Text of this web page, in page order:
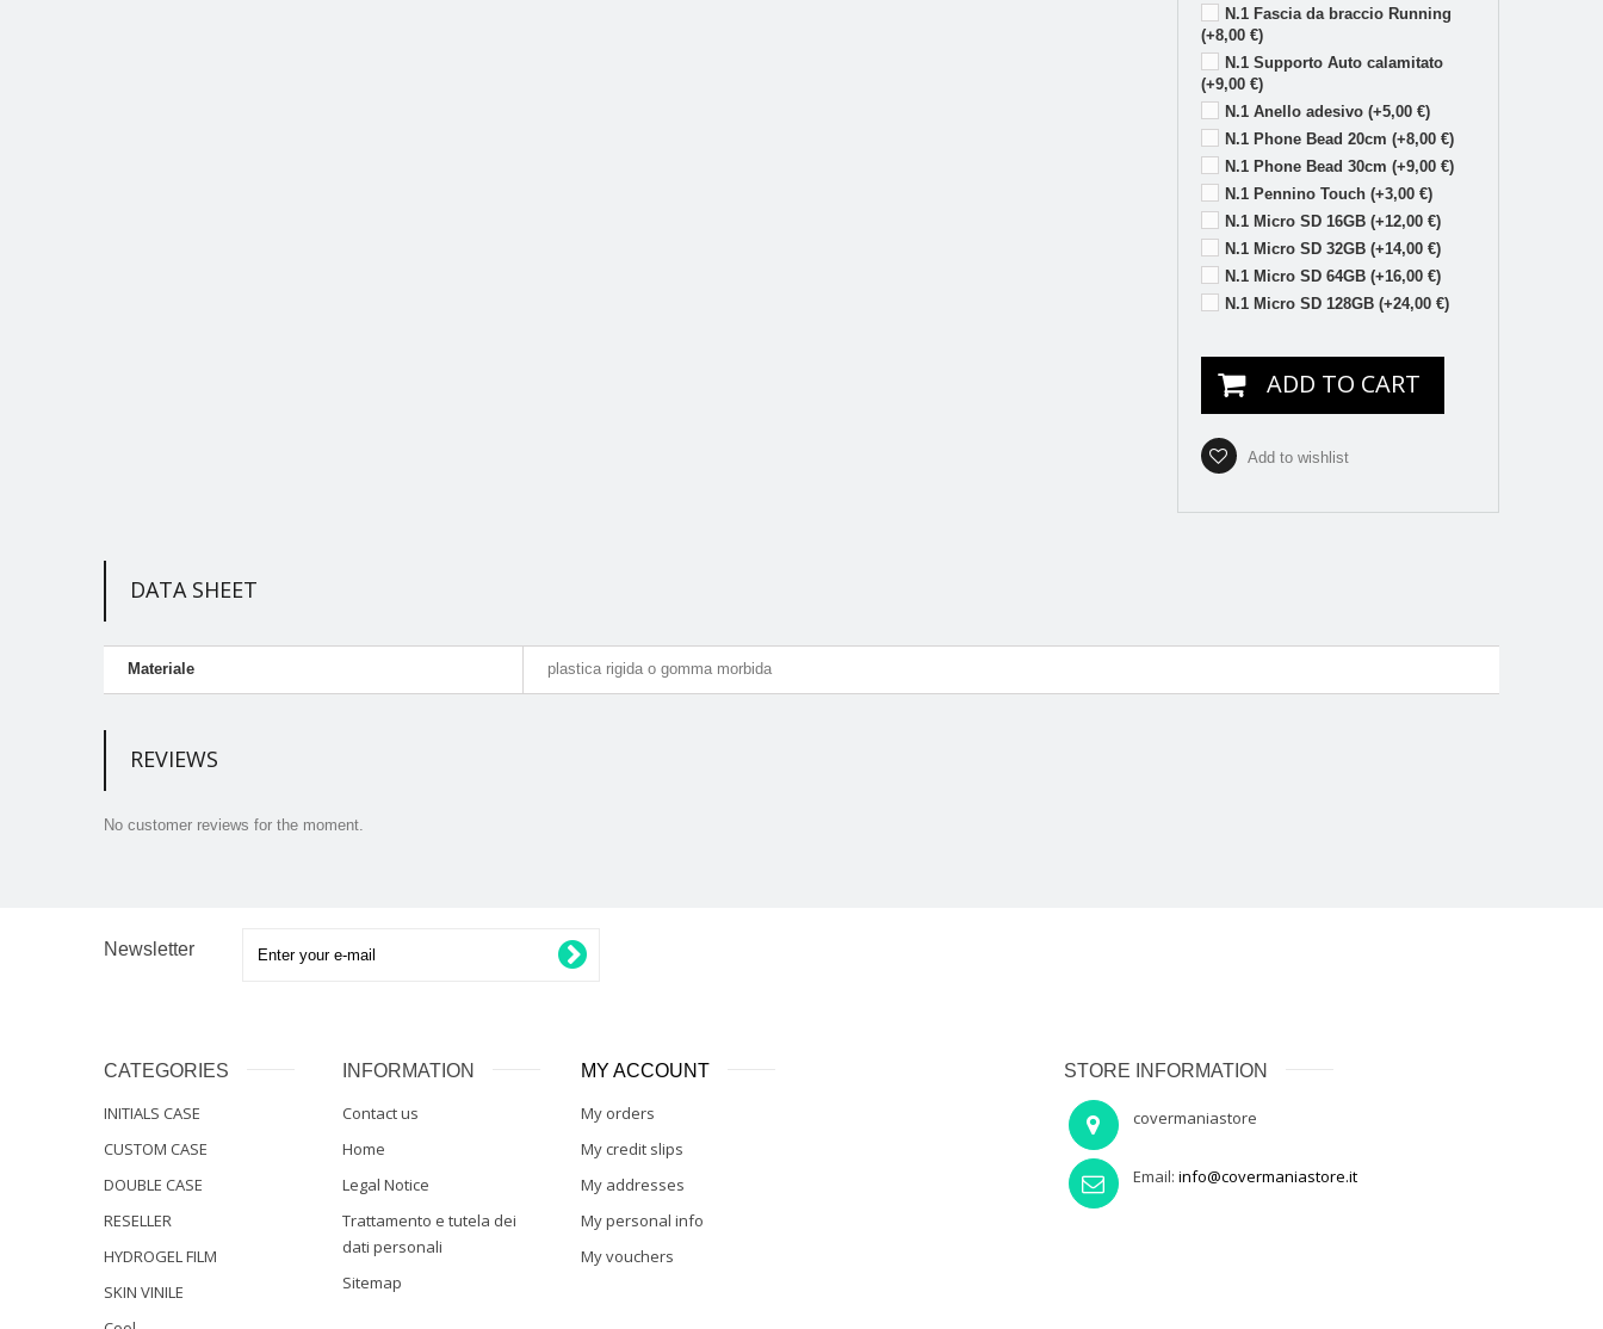
N.1 Fascia da braccio Running
(+8,00 €)
N.1 Supporto Auto calamitato
(+9,00 €)
N.1 Anello adesivo (+5,00 €)
N.1 Phone Bead 20cm (+8,00 €)
N.1 Phone Bead 30cm (+9,00 €)
N.1 Pennino Touch (+3,00 €)
N.1 Micro SD 16GB (+12,00 €)
N.1 Micro SD 32GB (+14,00 €)
N.1 Micro SD 64GB (+16,00 €)
N.1 Micro SD 128GB (+24,00 €)
ADD TO CART
Add to wishlist
DATA SHEET
Materiale plastica rigida o gomma morbida
REVIEWS
No customer reviews for the moment.
Newsletter
CATEGORIES
INITIALS CASE
CUSTOM CASE
DOUBLE CASE
RESELLER
HYDROGEL FILM
SKIN VINILE
INFORMATION
Contact us
Home
Legal Notice
Trattamento e tutela dei
dati personali
Sitemap
MY ACCOUNT
My orders
My credit slips
My addresses
My personal info
My vouchers
STORE INFORMATION
covermaniastore
Email: info@covermaniastore.it